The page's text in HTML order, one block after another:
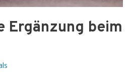
Ergänzung beim